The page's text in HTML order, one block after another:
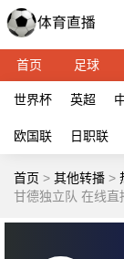
首页 足球
世界杯 英超
欧国联 日职联
首页 > 其他转播 >
甘德独立队 在线直